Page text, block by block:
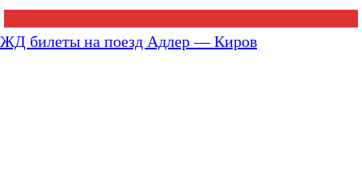
ЖД билеты на поезд Адлер — Киров